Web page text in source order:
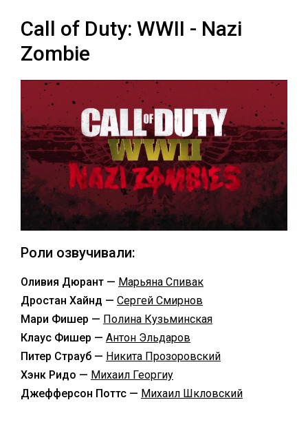
Call of Duty: WWII - Nazi
Zombie
Роли озвучивали:
Оливия Дюрант — Марьяна Спивак
Дростан Хайнд — Сергей Смирнов
Мари Фишер — Полина Кузьминская
Клаус Фишер — Антон Эльдаров
Питер Страуб — Никита Прозоровский
Хэнк Ридо — Михаил Георгиу
Джефферсон Поттс — Михаил Шкловский